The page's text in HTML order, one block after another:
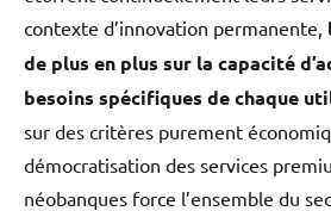
contexte d’innovation permanente,
de plus en plus sur la capacité
besoins spécifiques de chaque
sur des critères purement
démocratisation des services
néobanques force l’ensemble du